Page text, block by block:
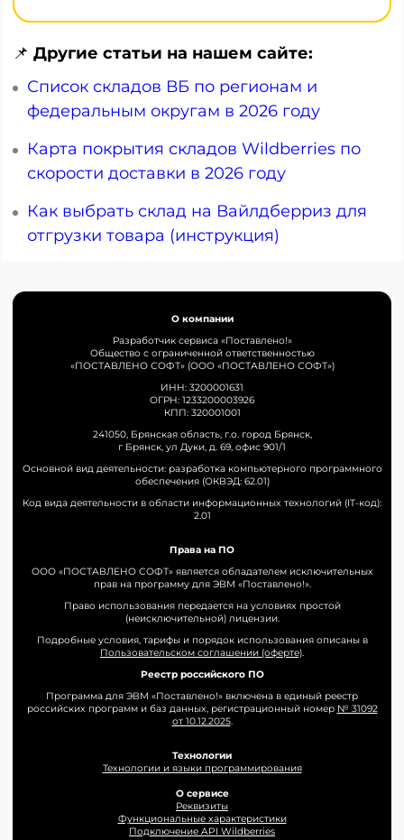
📌 Другие статьи на нашем сайте:
Список складов ВБ по регионам и
федеральным округам в 2026 году
Карта покрытия складов Wildberries по
скорости доставки в 2026 году
Как выбрать склад на Вайлдберриз для
отгрузки товара (инструкция)
О компании
Разработчик сервиса «Поставлено!»
Общество с ограниченной ответственностью
«ПОСТАВЛЕНО СОФТ» (ООО «ПОСТАВЛЕНО СОФТ»)
ИНН: 3200001631
ОГРН: 1233200003926
КПП: 320001001
241050, Брянская область, г.о. город Брянск,
г Брянск, ул Дуки, д. 69, офис 901/1
Основной вид деятельности: разработка компьютерного программного
обеспечения (ОКВЭД: 62.01)
Код вида деятельности в области информационных технологий (IT-код):
2.01
Права на ПО
ООО «ПОСТАВЛЕНО СОФТ» является обладателем исключительных
прав на программу для ЭВМ «Поставлено!».
Право использования передается на условиях простой
(неисключительной) лицензии.
Подробные условия, тарифы и порядок использования описаны в
Пользовательском соглашении (оферте).
Реестр российского ПО
Программа для ЭВМ «Поставлено!» включена в единый реестр
российских программ и баз данных, регистрационный номер № 31092
от 10.12.2025.
Технологии
Технологии и языки программирования
О сервисе
Реквизиты
Функциональные характеристики
Подключение API Wildberries